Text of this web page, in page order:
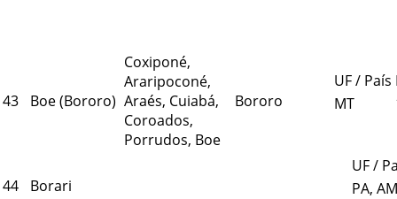
43 Boe (Bororo)
Coxiponé,
Araripoconé,
Araés, Cuiabá,
Coroados,
Porrudos, Boe
Bororo
UF / País
MT
44 Borari
UF /
PA, AM